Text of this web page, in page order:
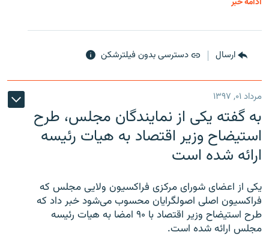
ارسال دسترسی بدون فیلترشکن
مرداد ۰۱, ۱۳۹۷
به گفته یکی از نمایندگان مجلس، طرح
استیضاح وزیر اقتصاد به هیات رئیسه
ارائه شده است
یکی از اعضای شورای مرکزی فراکسیون ولایی مجلس که
فراکسیون اصلی اصولگرایان محسوب می‌شود خبر داد که
طرح استیضاح وزیر اقتصاد با ۹۰ امضا به هیات رئیسه
مجلس ارائه شده است.